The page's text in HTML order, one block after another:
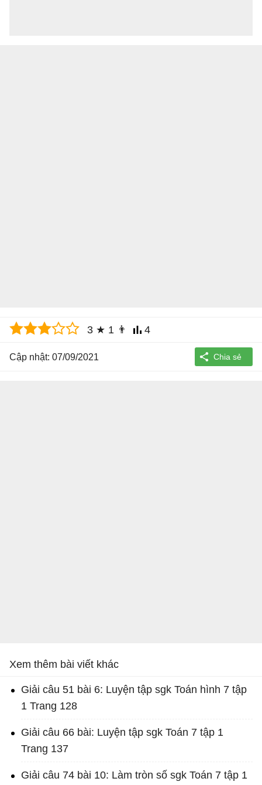
3 ★ 1 👨 4
Cập nhật: 07/09/2021
Xem thêm bài viết khác
Giải câu 51 bài 6: Luyện tập sgk Toán hình 7 tập
1 Trang 128
Giải câu 66 bài: Luyện tập sgk Toán 7 tập 1
Trang 137
Giải câu 74 bài 10: Làm tròn số sgk Toán 7 tập 1